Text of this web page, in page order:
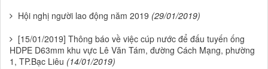
Hội nghị người lao động năm 2019 (29/01/2019)
[15/01/2019] Thông báo về việc cúp nước để đấu tuyến ống
HDPE D63mm khu vực Lê Văn Tám, đường Cách Mạng, phường
1, TP.Bạc Liêu (14/01/2019)